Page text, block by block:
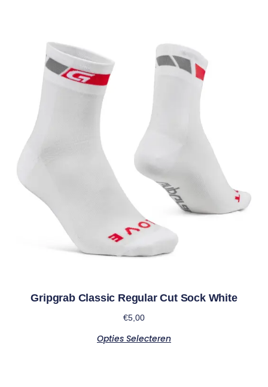
Gripgrab Classic Regular Cut Sock White
€5,00
Opties Selecteren